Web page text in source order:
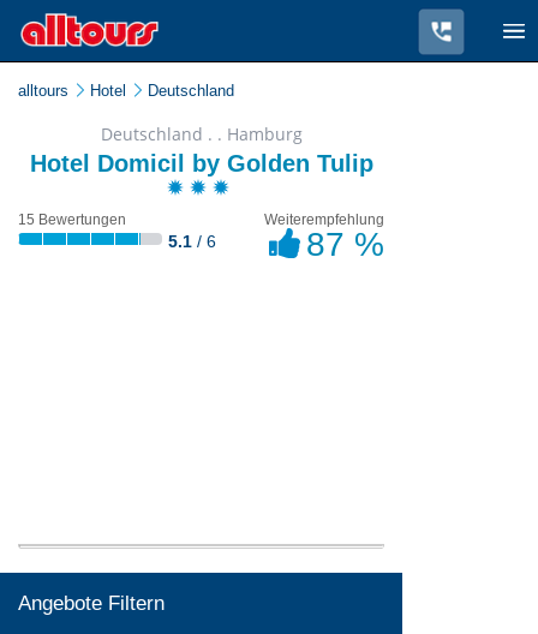
alltours Hotel Deutschland
Deutschland . . Hamburg
Hotel Domicil by Golden Tulip
15 Bewertungen
5.1 / 6
Weiterempfehlung
87 %
Angebote Filtern